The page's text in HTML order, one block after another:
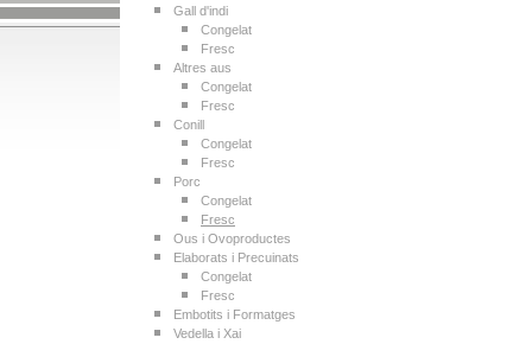
Gall d'indi
Congelat
Fresc
Altres aus
Congelat
Fresc
Conill
Congelat
Fresc
Porc
Congelat
Fresc
Ous i Ovoproductes
Elaborats i Precuinats
Congelat
Fresc
Embotits i Formatges
Vedella i Xai